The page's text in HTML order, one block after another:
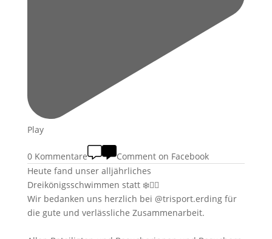
Play
0 Kommentare
Comment on Facebook
Heute fand unser alljährliches
Dreikönigsschwimmen statt ❄️🏊‍♂️
Wir bedanken uns herzlich bei @trisport.erding für
die gute und verlässliche Zusammenarbeit.